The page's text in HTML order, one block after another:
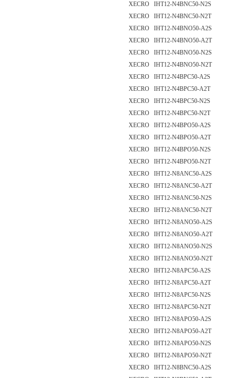
XECRO IHT12-N4BNC50-N2S
XECRO IHT12-N4BNC50-N2T
XECRO IHT12-N4BNO50-A2S
XECRO IHT12-N4BNO50-A2T
XECRO IHT12-N4BNO50-N2S
XECRO IHT12-N4BNO50-N2T
XECRO IHT12-N4BPC50-A2S
XECRO IHT12-N4BPC50-A2T
XECRO IHT12-N4BPC50-N2S
XECRO IHT12-N4BPC50-N2T
XECRO IHT12-N4BPO50-A2S
XECRO IHT12-N4BPO50-A2T
XECRO IHT12-N4BPO50-N2S
XECRO IHT12-N4BPO50-N2T
XECRO IHT12-N8ANC50-A2S
XECRO IHT12-N8ANC50-A2T
XECRO IHT12-N8ANC50-N2S
XECRO IHT12-N8ANC50-N2T
XECRO IHT12-N8ANO50-A2S
XECRO IHT12-N8ANO50-A2T
XECRO IHT12-N8ANO50-N2S
XECRO IHT12-N8ANO50-N2T
XECRO IHT12-N8APC50-A2S
XECRO IHT12-N8APC50-A2T
XECRO IHT12-N8APC50-N2S
XECRO IHT12-N8APC50-N2T
XECRO IHT12-N8APO50-A2S
XECRO IHT12-N8APO50-A2T
XECRO IHT12-N8APO50-N2S
XECRO IHT12-N8APO50-N2T
XECRO IHT12-N8BNC50-A2S